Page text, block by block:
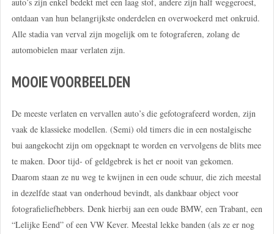
ontdaan van hun belangrijkste onderdelen en overwoekerd met onkruid.
Alle stadia van verval zijn mogelijk om te fotograferen, zolang de
automobielen maar verlaten zijn.
MOOIE VOORBEELDEN
De meeste verlaten en vervallen auto’s die gefotografeerd worden, zijn
vaak de klassieke modellen. (Semi) old timers die in een nostalgische
bui aangekocht zijn om opgeknapt te worden en vervolgens de blits mee
te maken. Door tijd- of geldgebrek is het er nooit van gekomen.
Daarom staan ze nu weg te kwijnen in een oude schuur, die zich meestal
in dezelfde staat van onderhoud bevindt, als dankbaar object voor
fotografieliefhebbers. Denk hierbij aan een oude BMW, een Trabant, een
“Lelijke Eend” of een VW Kever. Meestal lekke banden (als ze er nog